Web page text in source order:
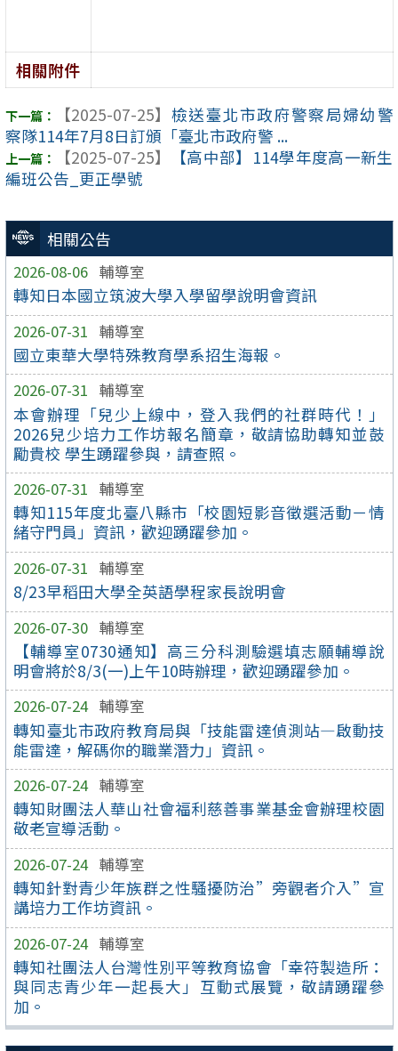
相關公告
2026-08-06 輔導室
轉知日本國立筑波大學入學留學說明會資訊
2026-07-31 輔導室
國立東華大學特殊教育學系招生海報。
2026-07-31 輔導室
本會辦理「兒少上線中，登入我們的社群時代！」
2026兒少培力工作坊報名簡章，敬請協助轉知並鼓
勵貴校 學生踴躍參與，請查照。
2026-07-31 輔導室
轉知115年度北臺八縣市「校園短影音徵選活動－情
緒守門員」資訊，歡迎踴躍參加。
2026-07-31 輔導室
8/23早稻田大學全英語學程家長說明會
2026-07-30 輔導室
【輔導室0730通知】高三分科測驗選填志願輔導說
明會將於8/3(一)上午10時辦理，歡迎踴躍參加。
2026-07-24 輔導室
轉知臺北市政府教育局與「技能雷達偵測站—啟動技
能雷達，解碼你的職業潛力」資訊。
2026-07-24 輔導室
轉知財團法人華山社會福利慈善事業基金會辦理校園
敬老宣導活動。
2026-07-24 輔導室
轉知針對青少年族群之性騷擾防治”旁觀者介入”宣
講培力工作坊資訊。
2026-07-24 輔導室
轉知社團法人台灣性別平等教育協會「幸符製造所：
與同志青少年一起長大」互動式展覽，敬請踴躍參
加。
相關附件
【2025-07-25】 檢送臺北市政府警察局婦幼警
察隊114年7月8日訂頒「臺北市政府警 ...
【2025-07-25】
【高中部】114學年度高一新生
編班公告_更正學號